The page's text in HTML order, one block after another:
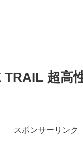
超高
スポンサーリンク